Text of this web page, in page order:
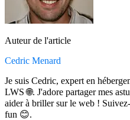
Auteur de l'article
Cedric Menard
Je suis Cedric, expert en
LWS 🌐. J'adore partager mes
aider à briller sur le web !
fun 😊.